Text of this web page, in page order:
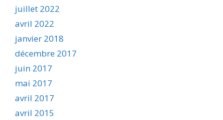
juillet 2022
avril 2022
janvier 2018
décembre 2017
juin 2017
mai 2017
avril 2017
avril 2015